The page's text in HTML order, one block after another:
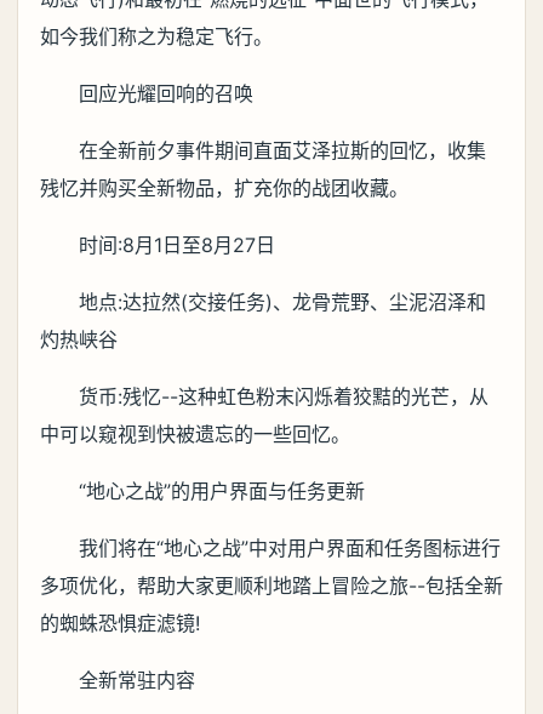
如今我们称之为稳定飞行。
回应光耀回响的召唤
在全新前夕事件期间直面艾泽拉斯的回忆，收集
残忆并购买全新物品，扩充你的战团收藏。
时间:8月1日至8月27日
地点:达拉然(交接任务)、龙骨荒野、尘泥沼泽和
灼热峡谷
货币:残忆--这种虹色粉末闪烁着狡黠的光芒，从
中可以窥视到快被遗忘的一些回忆。
“地心之战”的用户界面与任务更新
我们将在“地心之战”中对用户界面和任务图标进行
多项优化，帮助大家更顺利地踏上冒险之旅--包括全新
的蜘蛛恐惧症滤镜!
全新常驻内容